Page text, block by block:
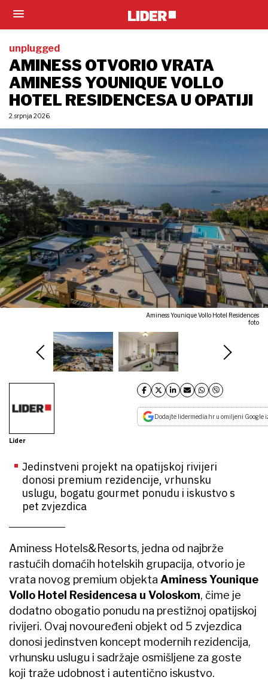
unplugged
AMINESS OTVORIO VRATA
AMINESS YOUNIQUE VOLLO
HOTEL RESIDENCESA U OPATIJI
2. srpnja 2026.
Aminess Younique Vollo Hotel Residences
foto
Lider
Dodajte lidermedia.hr u omiljeni Google
Jedinstveni projekt na opatijskoj rivijeri
donosi premium rezidencije, vrhunsku
uslugu, bogatu gourmet ponudu i iskustvo s
pet zvjezdica
Aminess Hotels&Resorts, jedna od najbrže
rastućih domaćih hotelskih grupacija, otvorio je
vrata novog premium objekta Aminess Younique
Vollo Hotel Residencesa u Voloskom, čime je
dodatno obogatio ponudu na prestižnoj opatijskoj
rivijeri. Ovaj novouređeni objekt od 5 zvjezdica
donosi jedinstven koncept modernih rezidencija,
vrhunsku uslugu i sadržaje osmišljene za goste
koji traže udobnost i autentično iskustvo.